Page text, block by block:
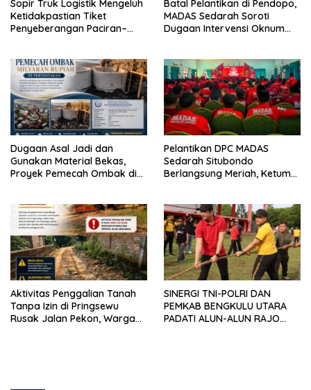
Sopir Truk Logistik Mengeluh
Ketidakpastian Tiket
Penyeberangan Paciran–
Batal Pelantikan di Pendopo,
MADAS Sedarah Soroti
Dugaan Intervensi Oknum
Dugaan Asal Jadi dan
Gunakan Material Bekas,
Proyek Pemecah Ombak di
Pelantikan DPC MADAS
Sedarah Situbondo
Berlangsung Meriah, Ketum
Masyarakat
Aktivitas Penggalian Tanah
Tanpa Izin di Pringsewu
Rusak Jalan Pekon, Warga
SINERGI TNI-POLRI DAN
PEMKAB BENGKULU UTARA
PADATI ALUN-ALUN RAJO